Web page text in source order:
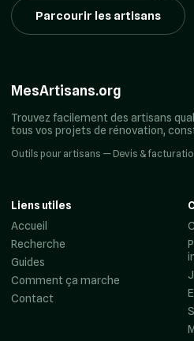
Parcourir les artisans
MesArtisans.org
Trouvez facilement des artisans
tous vos projets de rénovation,
Outils pour artisans — Devis &
Liens utiles
Accueil
Recherche
Guides
Comment ça marche
Contact